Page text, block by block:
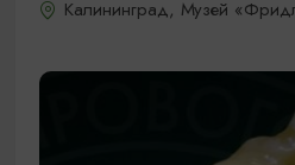
Калининград, Музей